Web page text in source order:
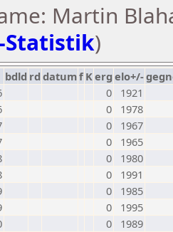
Martin
Statistik)
bdld rd datumf Kerg elo+/-
0
1921
0
1978
0
1967
0
1965
0
1980
0
1991
0
1985
0
1995
0
1989